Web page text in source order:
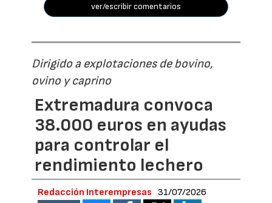
ver/escribir comentarios
Dirigido a explotaciones de bovino,
ovino y caprino
Extremadura convoca
38.000 euros en ayudas
para controlar el
rendimiento lechero
Redacción Interempresas 31/07/2026